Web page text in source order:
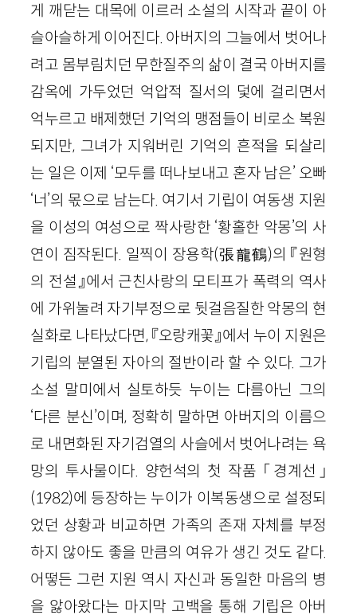
게 깨닫는 대목에 이르러 소설의 시작과 끝이 아
슬아슬하게 이어진다. 아버지의 그늘에서 벗어나
려고 몸부림치던 무한질주의 삶이 결국 아버지를
감옥에 가두었던 억압적 질서의 덫에 걸리면서
억누르고 배제했던 기억의 맹점들이 비로소 복원
되지만, 그녀가 지워버린 기억의 흔적을 되살리
는 일은 이제 ‘모두를 떠나보내고 혼자 남은’ 오빠
‘너’의 몫으로 남는다. 여기서 기립이 여동생 지원
을 이성의 여성으로 짝사랑한 ‘황홀한 악몽’의 사
연이 짐작된다. 일찍이 장용학(張龍鶴)의 『원형
의 전설』에서 근친사랑의 모티프가 폭력의 역사
에 가위눌려 자기부정으로 뒷걸음질한 악몽의 현
실화로 나타났다면, 『오랑캐꽃』에서 누이 지원은
기립의 분열된 자아의 절반이라 할 수 있다. 그가
소설 말미에서 실토하듯 누이는 다름아닌 그의
‘다른 분신’이며, 정확히 말하면 아버지의 이름으
로 내면화된 자기검열의 사슬에서 벗어나려는 욕
망의 투사물이다. 양헌석의 첫 작품 「경계선」
(1982)에 등장하는 누이가 이복동생으로 설정되
었던 상황과 비교하면 가족의 존재 자체를 부정
하지 않아도 좋을 만큼의 여유가 생긴 것도 같다.
어떻든 그런 지원 역시 자신과 동일한 마음의 병
을 앓아왔다는 마지막 고백을 통해 기립은 아버